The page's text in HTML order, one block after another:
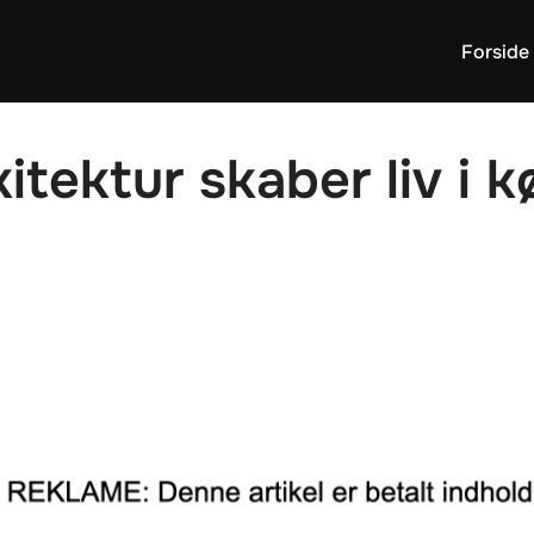
Forside
skaber liv i